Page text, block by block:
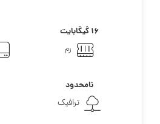
۱۶ گیگابایت
رم
نامحدود
ترافیک